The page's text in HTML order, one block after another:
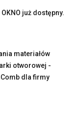
już dostępny.
materiałów
otworowej -
dla firmy